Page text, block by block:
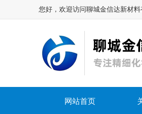
您好，欢迎访问聊城金信达新材
网站首页